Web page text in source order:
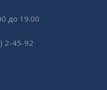
до 19.00
2-45-92